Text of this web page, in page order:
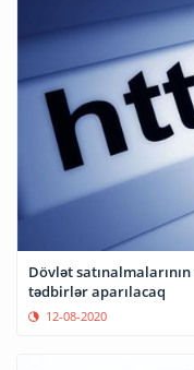
Dövlət
tədbirlər aparılacaq
12-08-2020